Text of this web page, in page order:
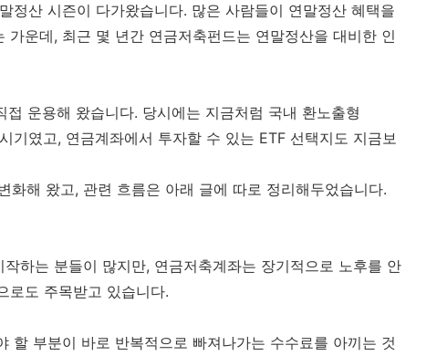
정산 시즌이 다가왔습니다. 많은 사람들이 연말정산 혜택을
가운데, 최근 몇 년간 연금저축펀드는 연말정산을 대비한 인
운용해 왔습니다. 당시에는 지금처럼 국내 환노출형
기였고, 연금계좌에서 투자할 수 있는 ETF 선택지도 지금보
화해 왔고, 관련 흐름은 아래 글에 따로 정리해두었습니다.
하는 분들이 많지만, 연금저축계좌는 장기적으로 노후를 안
로도 주목받고 있습니다.
할 부분이 바로 반복적으로 빠져나가는 수수료를 아끼는 것